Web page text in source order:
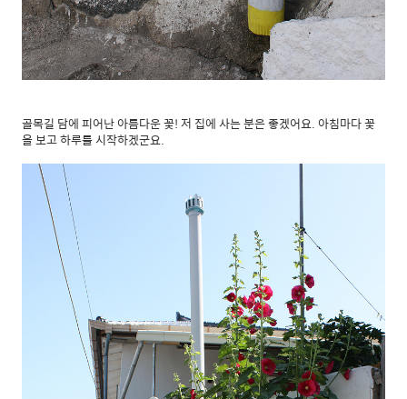
골목길 담에 피어난 아름다운 꽃! 저 집에 사는 분은 좋겠어요. 아침마다 꽃
을 보고 하루를 시작하겠군요.